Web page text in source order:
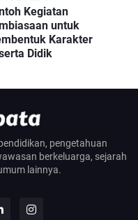
Kegiatan
untuk
Karakter
Didik
pengetahuan
berkeluarga, sejarah
lainnya.